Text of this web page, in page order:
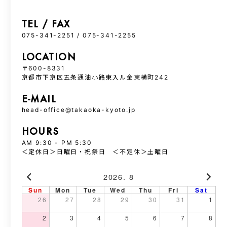
TEL / FAX
075-341-2251 / 075-341-2255
LOCATION
〒600-8331
京都市下京区五条通油小路東入ル金東横町242
E-MAIL
head-office@takaoka-kyoto.jp
HOURS
AM 9:30 - PM 5:30
＜定休日＞日曜日・祝祭日 ＜不定休＞土曜日
2026. 8
Sun Mon Tue Wed Thu Fri Sat
26 27 28 29 30 31 1
2 3 4 5 6 7 8